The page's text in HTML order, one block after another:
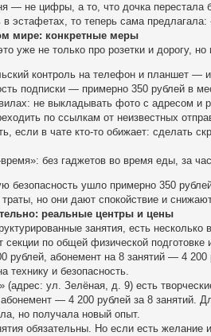
— не цифры, а то, что дочка перестала
в эстафетах, то теперь сама
мире: конкретные меры
уже не только про розетки и дорогу,
контроль на телефон и планшет
подписки — примерно 350 рублей в
не выкладывать фото с адресом и
по ссылкам от неизвестных
если в чате кто-то обижает: сделать
без гаджетов во время еды, за
безопасность ушло примерно 350
но они дают спокойствие и
реальные центры и цены
занятия, есть
секции по общей физической
рублей, абонемент на 8 занятий — 4
технику и безопасность.
(адрес: ул. Зелёная, д. 9) есть
— 4 200 рублей за 8 занятий.
но получала новый опыт.
обязательны. Но если есть